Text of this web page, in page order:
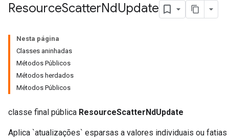
ResourceScatterNdUpdate
Nesta página
Classes aninhadas
Métodos Públicos
Métodos herdados
Métodos Públicos
classe final pública ResourceScatterNdUpdate
Aplica `atualizações` esparsas a valores individuais ou